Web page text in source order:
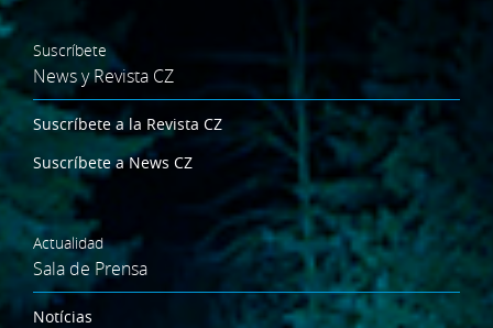
Suscríbete
News y Revista CZ
Suscríbete a la Revista CZ
Suscríbete a News CZ
Actualidad
Sala de Prensa
Notícias